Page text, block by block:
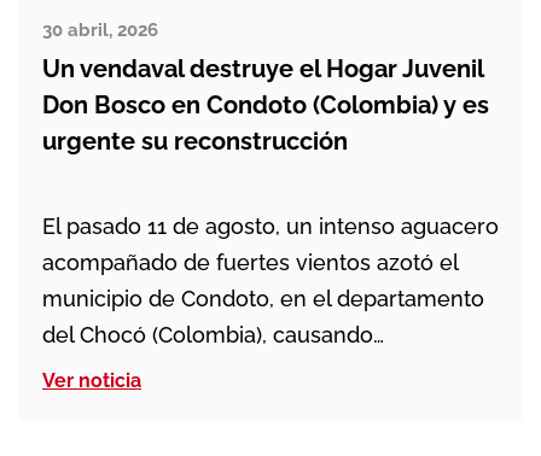
30 abril, 2026
Un vendaval destruye el Hogar Juvenil
Don Bosco en Condoto (Colombia) y es
urgente su reconstrucción
El pasado 11 de agosto, un intenso aguacero
acompañado de fuertes vientos azotó el
municipio de Condoto, en el departamento
del Chocó (Colombia), causando
importantes daños materiales en varias
Ver noticia